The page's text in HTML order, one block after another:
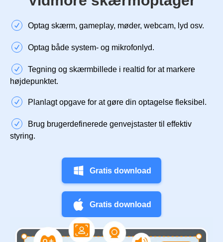
Optag skærm, gameplay, møder, webcam, lyd osv.
Optag både system- og mikrofonlyd.
Tegning og skærmbillede i realtid for at markere
højdepunktet.
Planlagt opgave for at gøre din optagelse fleksibel.
Brug brugerdefinerede genvejstaster til effektiv
styring.
Gratis download
Gratis download